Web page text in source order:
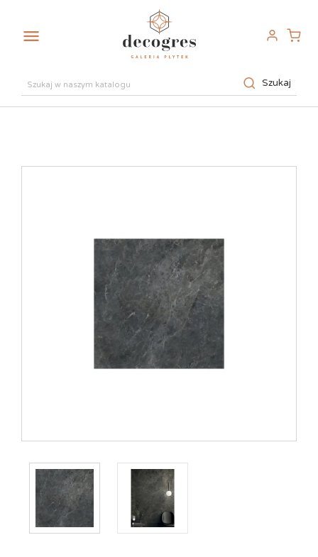

Szukaj